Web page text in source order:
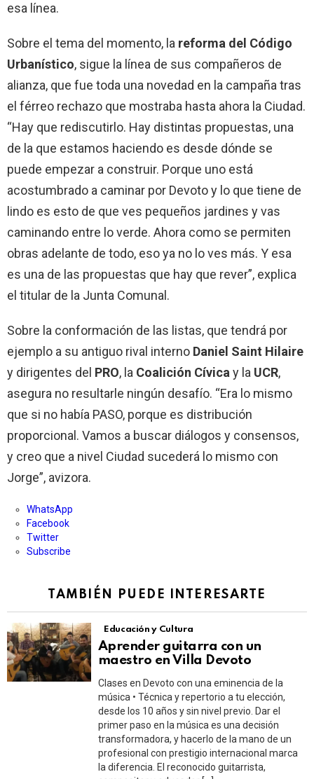
esa línea.
Sobre el tema del momento, la reforma del Código
Urbanístico, sigue la línea de sus compañeros de
alianza, que fue toda una novedad en la campaña tras
el férreo rechazo que mostraba hasta ahora la Ciudad.
“Hay que rediscutirlo. Hay distintas propuestas, una
de la que estamos haciendo es desde dónde se
puede empezar a construir. Porque uno está
acostumbrado a caminar por Devoto y lo que tiene de
lindo es esto de que ves pequeños jardines y vas
caminando entre lo verde. Ahora como se permiten
obras adelante de todo, eso ya no lo ves más. Y esa
es una de las propuestas que hay que rever”, explica
el titular de la Junta Comunal.
Sobre la conformación de las listas, que tendrá por
ejemplo a su antiguo rival interno Daniel Saint Hilaire
y dirigentes del PRO, la Coalición Cívicay la UCR,
asegura no resultarle ningún desafío. “Era lo mismo
que si no había PASO, porque es distribución
proporcional. Vamos a buscar diálogos y consensos,
y creo que a nivel Ciudad sucederá lo mismo con
Jorge”, avizora.
WhatsApp
Facebook
Twitter
Subscribe
TAMBIÉN PUEDE INTERESARTE
Educación y Cultura
Aprender guitarra con un
maestro en Villa Devoto
Clases en Devoto con una eminencia de la
música • Técnica y repertorio a tu elección,
desde los 10 años y sin nivel previo. Dar el
primer paso en la música es una decisión
transformadora, y hacerlo de la mano de un
profesional con prestigio internacional marca
la diferencia. El reconocido guitarrista,